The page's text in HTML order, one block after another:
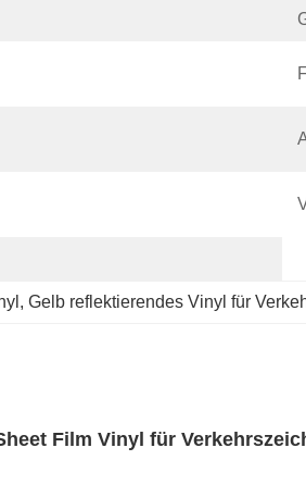
, Gelb reflektierendes Vinyl für
Film Vinyl für